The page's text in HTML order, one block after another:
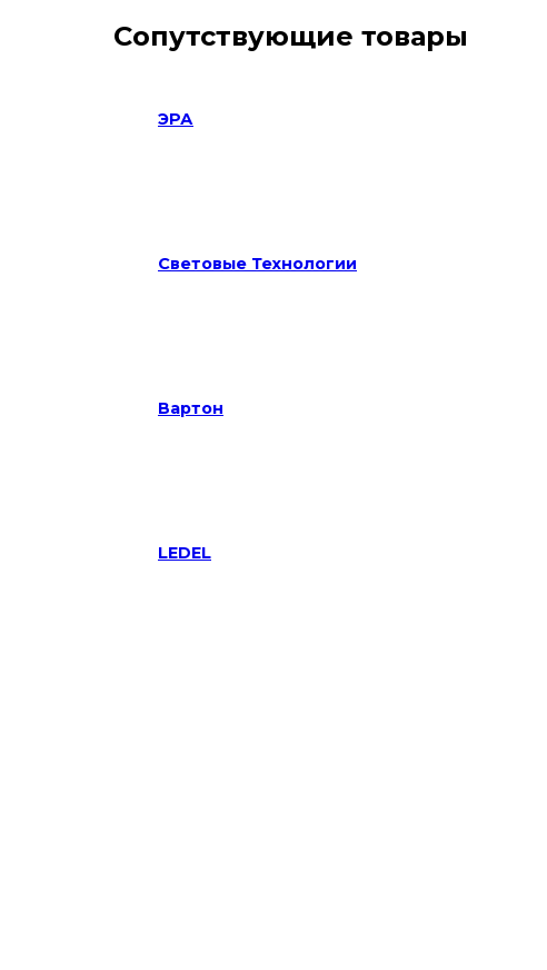
Сопутствующие товары
ЭРА
Световые Технологии
Вартон
LEDEL